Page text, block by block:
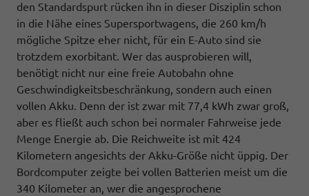
den Standardspurt rücken ihn in dieser Disziplin schon
in die Nähe eines Supersportwagens, die 260 km/h
mögliche Spitze eher nicht, für ein E-Auto sind sie
trotzdem exorbitant. Wer das ausprobieren will,
benötigt nicht nur eine freie Autobahn ohne
Geschwindigkeitsbeschränkung, sondern auch einen
vollen Akku. Denn der ist zwar mit 77,4 kWh zwar groß,
aber es fließt auch schon bei normaler Fahrweise jede
Menge Energie ab. Die Reichweite ist mit 424
Kilometern angesichts der Akku-Größe nicht üppig. Der
Bordcomputer zeigte bei vollen Batterien meist um die
340 Kilometer an, wer die angesprochene